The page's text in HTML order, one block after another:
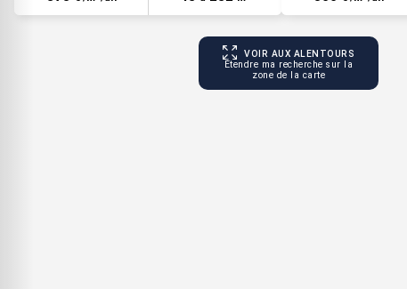
VOIR AUX ALENTOURS
Étendre ma recherche sur la
zone de la carte